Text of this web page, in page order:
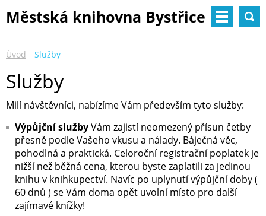
Městská knihovna Bystřice
Úvod Služby
Služby
Milí návštěvníci, nabízíme Vám především tyto služby:
Výpůjční službyVám zajistí neomezený přísun četby
přesně podle Vašeho vkusu a nálady. Báječná věc,
pohodlná a praktická. Celoroční registrační poplatek je
nižší než běžná cena, kterou byste zaplatili za jedinou
knihu v knihkupectví. Navíc po uplynutí výpůjční doby (
60 dnů ) se Vám doma opět uvolní místo pro další
zajímavé knížky!